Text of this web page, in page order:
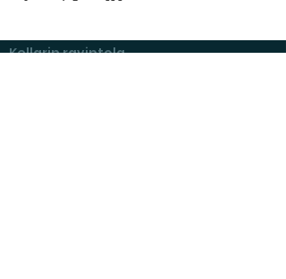
Kellarin ravintola